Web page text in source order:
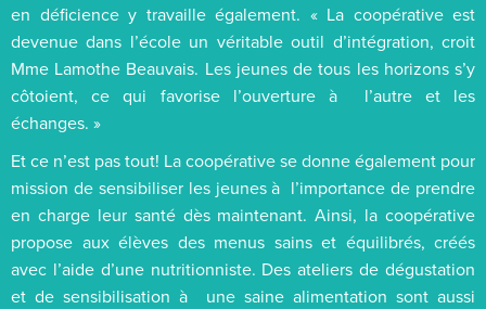
en déficience y travaille également. « La coopérative est
devenue dans l’école un véritable outil d’intégration, croit
Mme Lamothe Beauvais. Les jeunes de tous les horizons s’y
côtoient, ce qui favorise l’ouverture à l’autre et les
échanges. »
Et ce n’est pas tout! La coopérative se donne également pour
mission de sensibiliser les jeunes à l’importance de prendre
en charge leur santé dès maintenant. Ainsi, la coopérative
propose aux élèves des menus sains et équilibrés, créés
avec l’aide d’une nutritionniste. Des ateliers de dégustation
et de sensibilisation à une saine alimentation sont aussi